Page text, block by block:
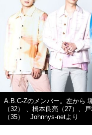
A.B.C-Zのメンバー。左から
（32） 、橋本良亮（27）、
（35） Johnnys-netより